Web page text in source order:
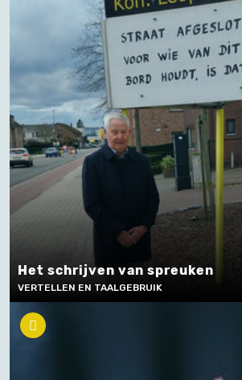
Het schrijven van spreuken
VERTELLEN EN TAALGEBRUIK